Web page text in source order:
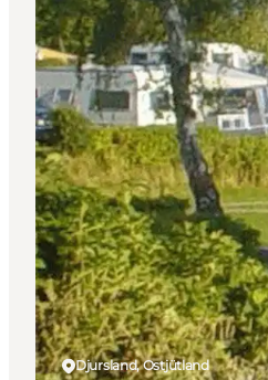
Djursland, Ostjütland